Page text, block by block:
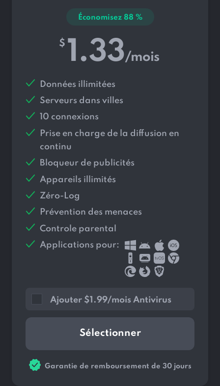
Économisez 88 %
$ 1.33/mois
Données illimitées
Serveurs dans villes
10 connexions
Prise en charge de la diffusion en
continu
Bloqueur de publicités
Appareils illimités
Zéro-Log
Prévention des menaces
Controle parental
Applications pour:
Ajouter $1.99/mois Antivirus
Sélectionner
Garantie de remboursement de 30 jours